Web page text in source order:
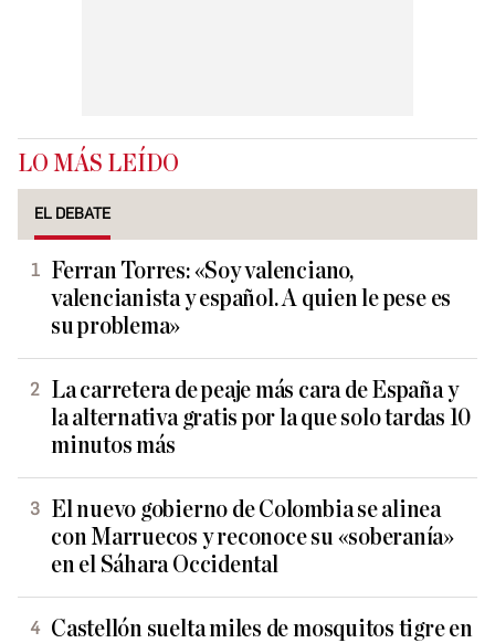
LO MÁS LEÍDO
EL DEBATE
Ferran Torres: «Soy valenciano,
valencianista y español. A quien le pese es
su problema»
La carretera de peaje más cara de España y
la alternativa gratis por la que solo tardas 10
minutos más
El nuevo gobierno de Colombia se alinea
con Marruecos y reconoce su «soberanía»
en el Sáhara Occidental
Castellón suelta miles de mosquitos tigre en